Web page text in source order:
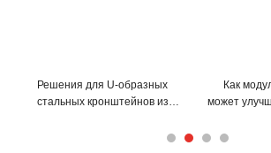
конструкция
ваши проекты со
Как С-образные и Z-
прогоны могут улучшить